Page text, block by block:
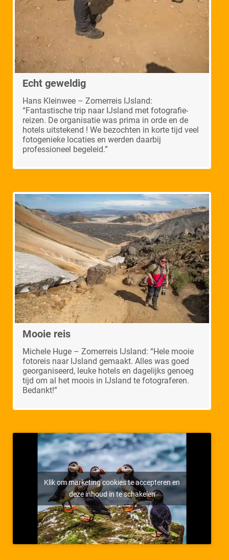
Echt geweldig
Hans Kleinwee – Zomerreis IJsland:
“Fantastische trip naar IJsland met fotografie-
reizen. De organisatie was prima in orde en de
hotels uitstekend ! We bezochten in korte tijd veel
fotogenieke locaties en werden daarbij
professioneel begeleid.”
Mooie reis
Michele Huge – Zomerreis IJsland: “Hele mooie
fotoreis naar IJsland gemaakt. Alles was goed
georganiseerd, leuke hotels en dagelijks genoeg
tijd om al het moois in IJsland te fotograferen.
Bedankt!”
Klik om marketing cookies te accepteren en
deze inhoud in te schakelen